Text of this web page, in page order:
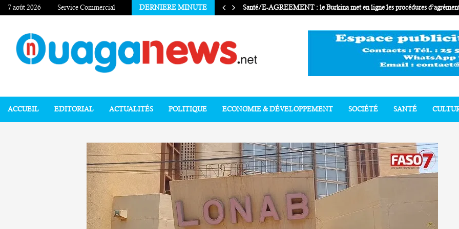
7 août 2026 Service Commercial DERNIERE MINUTE Santé/E-AGREEMENT : le Burkina met en ligne les procédures
ACCUEIL EDITORIAL ACTUALITÉS POLITIQUE ECONOMIE & DÉVELOPPEMENT SOCIÉTÉ SANTÉ